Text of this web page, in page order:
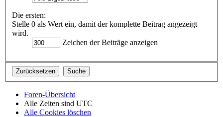
Die ersten:
Stelle 0 als Wert ein, damit der komplette Beitrag angezeigt
wird.
Zeichen der Beiträge anzeigen
Foren-Übersicht
Alle Zeiten sind UTC
Alle Cookies löschen